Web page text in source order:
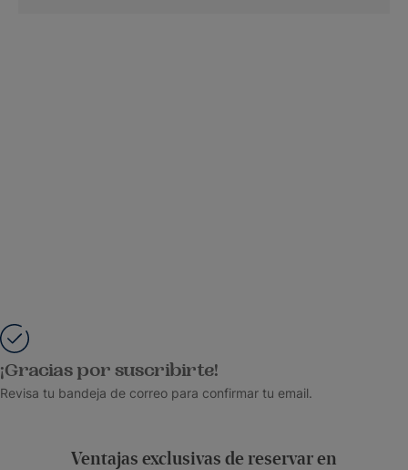
¡Gracias por suscribirte!
Revisa tu bandeja de correo para confirmar tu email.
Ventajas exclusivas de reservar en